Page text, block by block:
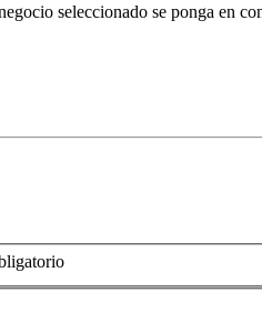
seleccionado se ponga en